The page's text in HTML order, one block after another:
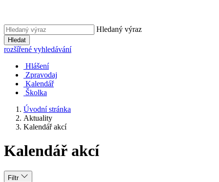
Hledaný výraz
Hledat
rozšířené vyhledávání
Hlášení
Zpravodaj
Kalendář
Školka
Úvodní stránka
Aktuality
Kalendář akcí
Kalendář akcí
Filtr